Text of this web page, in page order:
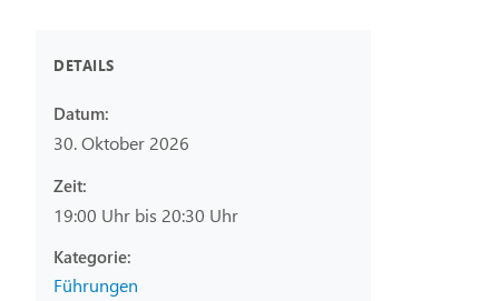
DETAILS
Datum:
30. Oktober 2026
Zeit:
19:00 Uhr bis 20:30 Uhr
Führungen